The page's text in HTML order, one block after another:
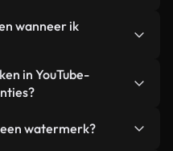
hoog, worden de
worden
direct een video.
"Dansen bij
video die
wanneer ik
Alle video's in
en kunnen
gesteld.
in YouTube-
met advertentie-
watermerk?